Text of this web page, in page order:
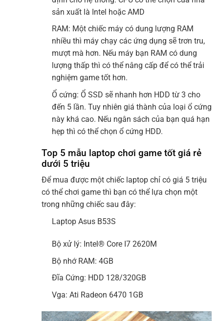
sản xuất là Intel hoặc AMD
RAM: Một chiếc máy có dung lượng RAM
nhiều thì máy chạy các ứng dụng sẽ trơn tru,
mượt mà hơn. Nếu máy bạn RAM có dung
lượng thấp thì có thể nâng cấp để có thể trải
nghiệm game tốt hơn.
Ổ cứng: Ổ SSD sẽ nhanh hơn HDD từ 3 cho
đến 5 lần. Tuy nhiên giá thành của loại ổ cứng
này khá cao. Nếu ngân sách của bạn quá hạn
hẹp thì có thể chọn ổ cứng HDD.
Top 5 mẫu laptop chơi game tốt giá rẻ
dưới 5 triệu
Để mua được một chiếc laptop chỉ có giá 5 triệu
có thể chơi game thì bạn có thể lựa chọn một
trong những chiếc sau đây:
Laptop Asus B53S
Bộ xử lý: Intel® Core I7 2620M
Bộ nhớ RAM: 4GB
Đĩa Cứng: HDD 128/320GB
Vga: Ati Radeon 6470 1GB